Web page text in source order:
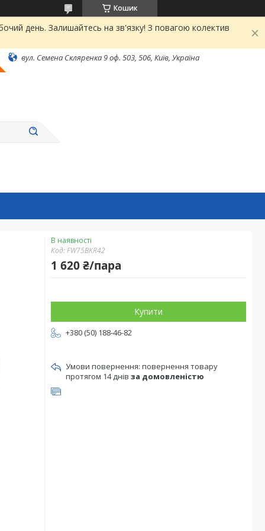
Кошик
день. Залишайтесь на зв'язку! З повагою колектив
вул. Семена Скляренка 9 оф. 503, 506, Київ, Україна
В наявності
Код:FW75BKR42
1 620 ₴/пара
Купити
+380 (50) 188-46-82
повернення товару
протягом 14 днів за домовленістю